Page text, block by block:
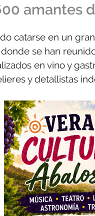
amantes
catarse en un
se han
en vino y
y detallistas